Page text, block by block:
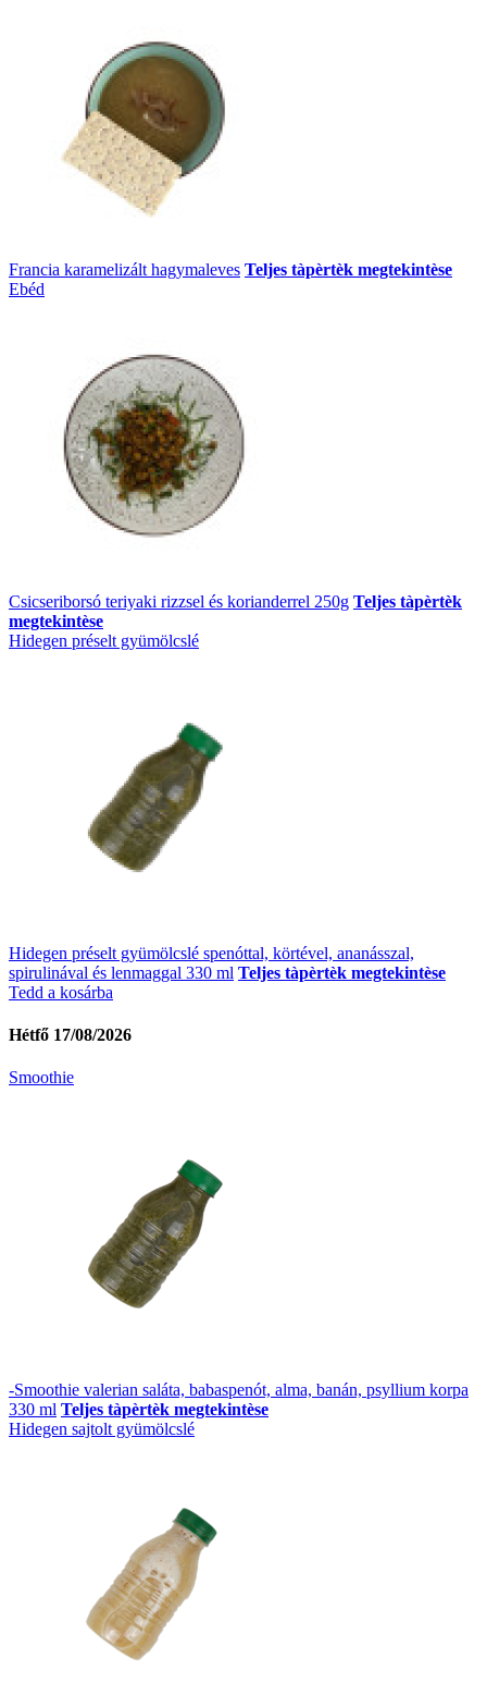
Francia karamelizált hagymaleves Teljes tàpèrtèk megtekintèse
Ebéd
Csicseriborsó teriyaki rizzsel és korianderrel 250g Teljes tàpèrtèk
megtekintèse
Hidegen préselt gyümölcslé
Hidegen préselt gyümölcslé spenóttal, körtével, ananásszal,
spirulinával és lenmaggal 330 ml Teljes tàpèrtèk megtekintèse
Tedd a kosárba
Hétfő 17/08/2026
Smoothie
-Smoothie valerian saláta, babaspenót, alma, banán, psyllium korpa
330 ml Teljes tàpèrtèk megtekintèse
Hidegen sajtolt gyümölcslé